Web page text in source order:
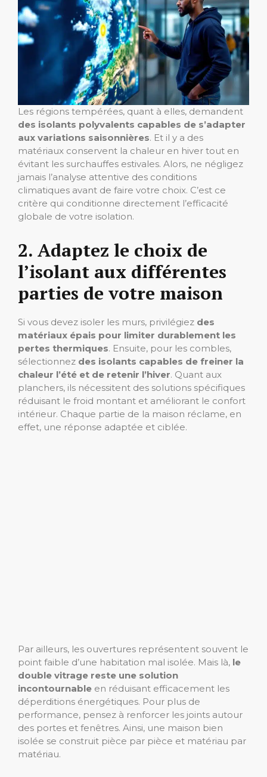
Les régions tempérées, quant à elles, demandent
des isolants polyvalents capables de s’adapter
aux variations saisonnières. Et il y a des
matériaux conservent la chaleur en hiver tout en
évitant les surchauffes estivales. Alors, ne négligez
jamais l’analyse attentive des conditions
climatiques avant de faire votre choix. C’est ce
critère qui conditionne directement l’efficacité
globale de votre isolation.
2. Adaptez le choix de
l’isolant aux différentes
parties de votre maison
Si vous devez isoler les murs, privilégiez des
matériaux épais pour limiter durablement les
pertes thermiques. Ensuite, pour les combles,
sélectionnez des isolants capables de freiner la
chaleur l’été et de retenir l’hiver. Quant aux
planchers, ils nécessitent des solutions spécifiques
réduisant le froid montant et améliorant le confort
intérieur. Chaque partie de la maison réclame, en
effet, une réponse adaptée et ciblée.
Par ailleurs, les ouvertures représentent souvent le
point faible d’une habitation mal isolée. Mais là, le
double vitrage reste une solution
incontournable en réduisant efficacement les
déperditions énergétiques. Pour plus de
performance, pensez à renforcer les joints autour
des portes et fenêtres. Ainsi, une maison bien
isolée se construit pièce par pièce et matériau par
matériau.